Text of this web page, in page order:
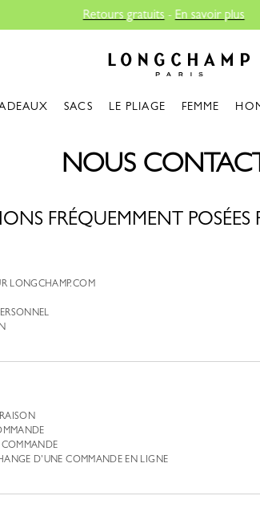
SACS LE PLIAGE FEMME
NOUS
FRÉQUEMMENT POSÉES
LONGCHAMP.COM
D’UNE COMMANDE EN LIGNE